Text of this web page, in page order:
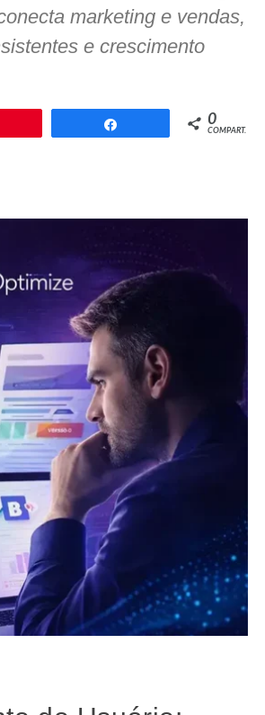
marketing e vendas,
e crescimento
Compartilhar 0
COMPART.